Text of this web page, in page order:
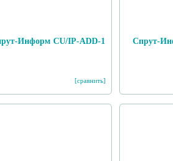
Информ CU/IP-ADD-1
[сравнить]
Спрут-